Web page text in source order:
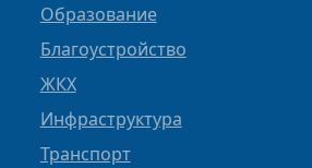
Образование
Благоустройство
ЖКХ
Инфраструктура
Транспорт